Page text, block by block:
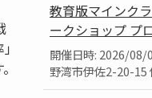
教育版マインク
ークショップ プ
開催日時: 2026/08/
野湾市伊佐2-20-